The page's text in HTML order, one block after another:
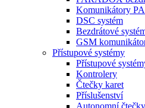
Komunikátory
DSC systém
Bezdrátové
GSM
Přístupové systémy
Přístupové
Kontrolery
Čtečky karet
Příslušenství